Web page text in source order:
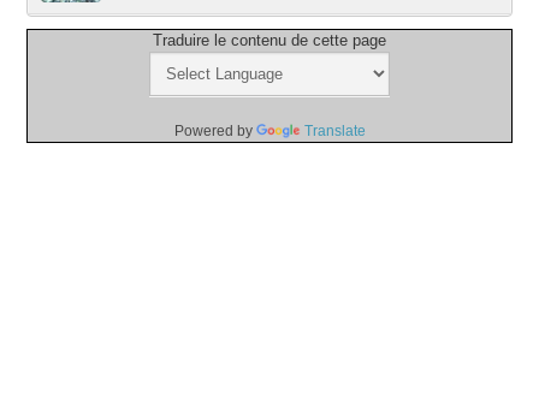
Traduire le contenu de cette page
Powered by Translate